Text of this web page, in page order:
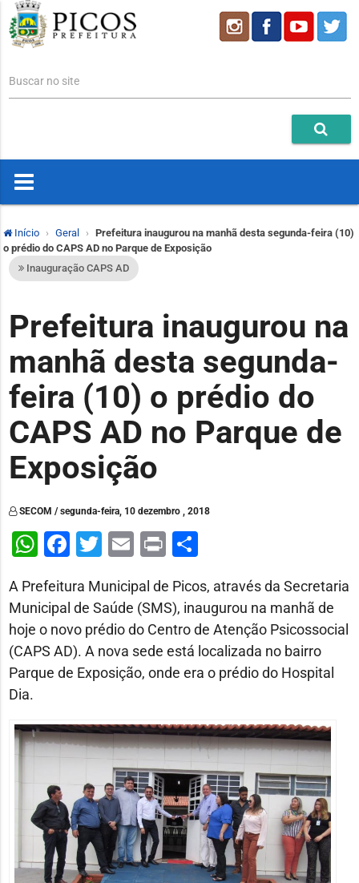
Buscar no site
Início Geral
Prefeitura inaugurou na manhã desta segunda-feira (10)
o prédio do CAPS AD no Parque de Exposição
Inauguração CAPS AD
Prefeitura inaugurou na
manhã desta segunda-
feira (10) o prédio do
CAPS AD no Parque de
Exposição
SECOM / segunda-feira, 10 dezembro , 2018
WhatsApp
Facebook
Twitter
Email
PrintShare
A Prefeitura Municipal de Picos, através da Secretaria
Municipal de Saúde (SMS), inaugurou na manhã de
hoje o novo prédio do Centro de Atenção Psicossocial
(CAPS AD). A nova sede está localizada no bairro
Parque de Exposição, onde era o prédio do Hospital
Dia.